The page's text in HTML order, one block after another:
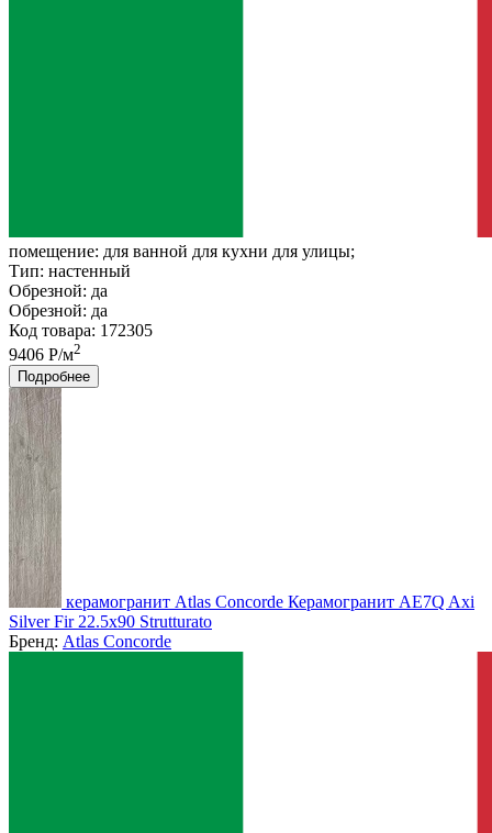
помещение: для ванной для кухни для улицы;
Тип: настенный
Обрезной: да
Обрезной: да
Код товара: 172305
9406 Р/м2
Подробнее
керамогранит Atlas Concorde Керамогранит AE7Q Axi
Silver Fir 22.5x90 Strutturato
Бренд: Atlas Concorde